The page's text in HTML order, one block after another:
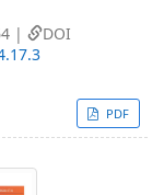
|
DOI
PDF